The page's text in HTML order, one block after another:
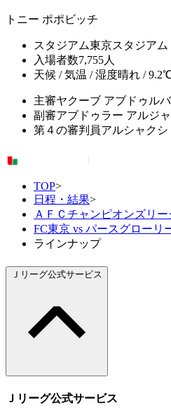
トニー ポポビッチ
スタジアム東京スタジアム
入場者数7,755人
天候 / 気温 / 湿度晴れ /
主審ヤクーブ アブドゥル
副審アブドゥラー アルジ
第４の審判員アルシャク
TOP>
日程・結果>
ＡＦＣチャンピオンズリー
FC東京 vs パースグローリ
ラインナップ
Ｊリーグ公式サービス
Ｊリーグ公式サービス